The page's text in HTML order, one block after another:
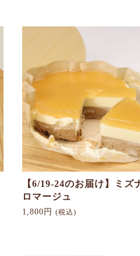
【6/19-24のお届け】ミズ
ロマージュ
1,800円 (税込)